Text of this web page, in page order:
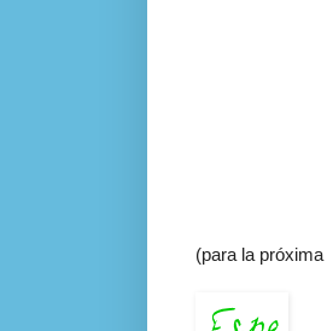
(para la próxima